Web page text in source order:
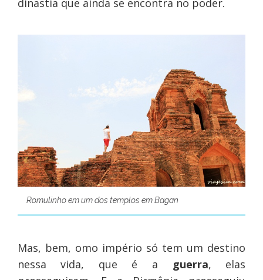
dinastia que ainda se encontra no poder.
Romulinho em um dos templos em Bagan
Mas, bem, omo império só tem um destino
nessa vida, que é a
guerra, elas